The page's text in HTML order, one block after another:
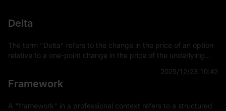
Delta
The term "Delta" refers to the change in the price of an option
relative to a one-point change in the price of the underlying
2025/12/23 10:42
Framework
A "framework" in a professional context refers to a structured